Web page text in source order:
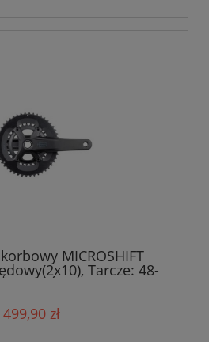
MICROSHIFT
Tarcze: 48-
Średnica wałku
499,90 zł